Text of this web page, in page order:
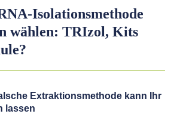
Isolationsmethode
wählen: TRIzol, Kits
Extraktionsmethode kann Ihr
lassen